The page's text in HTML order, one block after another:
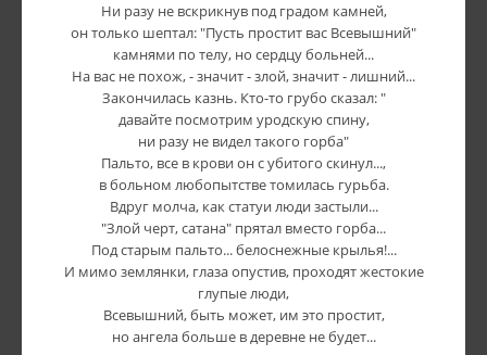
Ни разу не вскрикнув под градом камней,
он только шептал: "Пусть простит вас Всевышний"
камнями по телу, но сердцу больней...
На вас не похож, - значит - злой, значит - лишний...
Закончилась казнь. Кто-то грубо сказал: "
давайте посмотрим уродскую спину,
ни разу не видел такого горба"
Пальто, все в крови он с убитого скинул...,
в больном любопытстве томилась гурьба.
Вдруг молча, как статуи люди застыли...
"Злой черт, сатана" прятал вместо горба...
Под старым пальто... белоснежные крылья!...
И мимо землянки, глаза опустив, проходят жестокие
глупые люди,
Всевышний, быть может, им это простит,
но ангела больше в деревне не будет...